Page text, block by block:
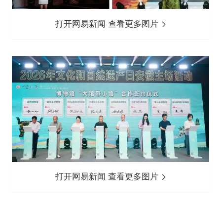
打开网易新闻 查看更多图片
打开网易新闻 查看更多图片